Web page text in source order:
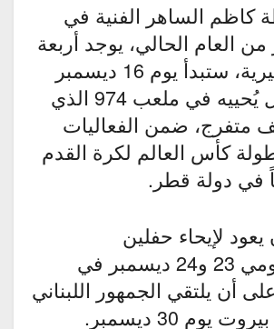
كاظم الساهر الفنية في
من العام الحالي، يوجد أربعة
حفلات جماهيرية، ستبدأ يوم 16 ديسمبر
المقبل، بحفل يُحييه في ملعب 974 الذي
لـ40 ألف متفرج، ضمن الفعاليات
كأس العالم لكرة القدم
في دولة قطر.
لإيحاء حفلين
جماهيريين يومي 23 و24 ديسمبر في
أن يلتقي الجمهور اللبناني
30 ديسمبر.